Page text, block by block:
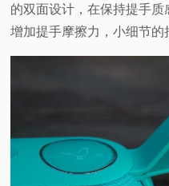
的双面设计，在保持提手质
增加提手摩擦力，小细节的